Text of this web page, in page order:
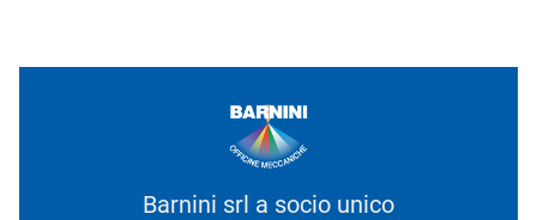
Barnini srl a socio unico